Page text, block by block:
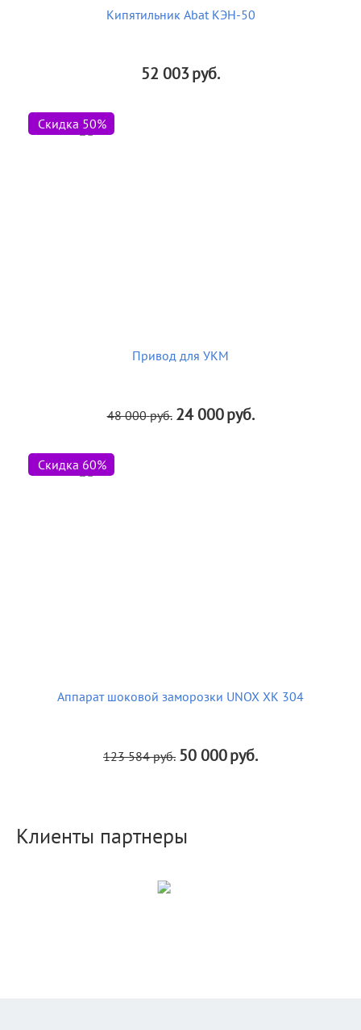
Кипятильник Abat КЭН-50
52 003руб.
Скидка 50%
Привод для УКМ
48 000 руб. 24 000руб.
Скидка 60%
Аппарат шоковой заморозки UNOX XK 304
123 584 руб. 50 000руб.
Клиенты партнеры